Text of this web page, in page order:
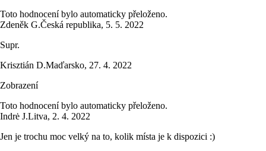
Toto hodnocení bylo automaticky přeloženo.
Zdeněk G.Česká republika, 5. 5. 2022
Supr.
Krisztián D.Maďarsko, 27. 4. 2022
Zobrazení
Toto hodnocení bylo automaticky přeloženo.
Indrė J.Litva, 2. 4. 2022
Jen je trochu moc velký na to, kolik místa je k dispozici :)